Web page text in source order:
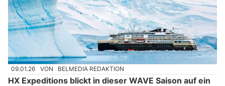
09.01.26 VON BELMEDIA REDAKTION
HX Expeditions blickt in dieser WAVE Saison auf ein